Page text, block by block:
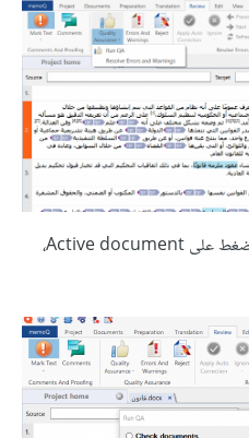
سنتحقق من تناسق الملف الحالي بالضغط على Active document،